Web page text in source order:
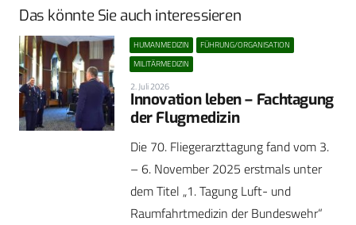
Das könnte Sie auch interessieren
HUMANMEDIZIN
FÜHRUNG/ORGANISATION
MILITÄRMEDIZIN
2. Juli 2026
Innovation leben – Fachtagung
der Flugmedizin
Die 70. Fliegerarzttagung fand vom 3.
– 6. November 2025 erstmals unter
dem Titel „1. Tagung Luft- und
Raumfahrtmedizin der Bundeswehr“